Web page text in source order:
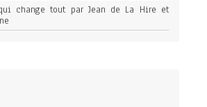
change tout par Jean de La Hire et